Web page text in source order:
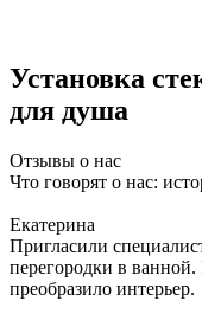
Установка
для душа
Отзывы о нас
Что говорят о нас:
Екатерина
Пригласили
перегородки в
преобразило интерьер.